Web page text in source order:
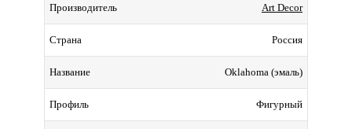
Производитель Art Decor
Страна Россия
Название Oklahoma (эмаль)
Профиль Фигурный